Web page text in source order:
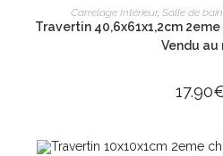
AJOUTER AU
Carrelage Intérieur, Salle de bain
Travertin 40,6x61x1,2cm
Vendu au
17.90